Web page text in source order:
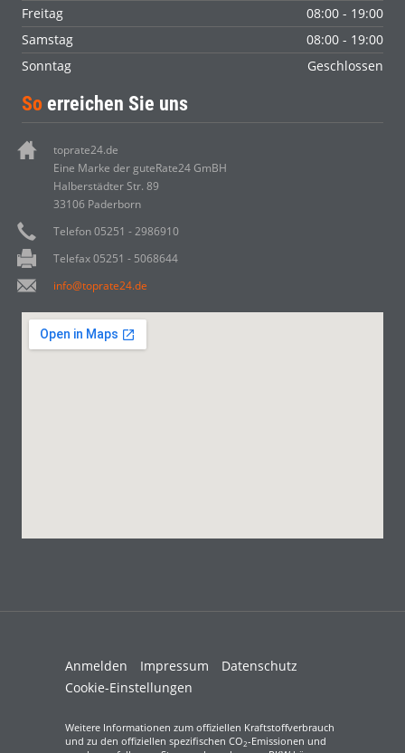
Freitag
08:00 - 19:00
Samstag
08:00 - 19:00
Sonntag
Geschlossen
So erreichen Sie uns
toprate24.de
Eine Marke der guteRate24 GmBH
Halberstädter Str. 89
33106 Paderborn
Telefon 05251 - 2986910
Telefax 05251 - 5068644
info@toprate24.de
Anmelden Impressum
Datenschutz
Cookie-Einstellungen
Weitere Informationen zum offiziellen Kraftstoffverbrauch
und zu den offiziellen spezifischen CO2-Emissionen und